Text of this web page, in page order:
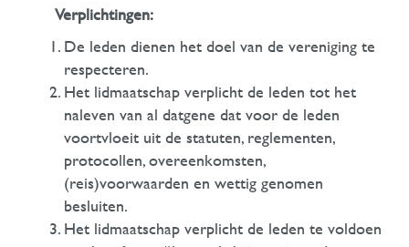
Verplichtingen:
De leden dienen het doel van de vereniging te
respecteren.
Het lidmaatschap verplicht de leden tot het
naleven van al datgene dat voor de leden
voortvloeit uit de statuten, reglementen,
protocollen, overeenkomsten,
(reis)voorwaarden en wettig genomen
besluiten.
Het lidmaatschap verplicht de leden te voldoen